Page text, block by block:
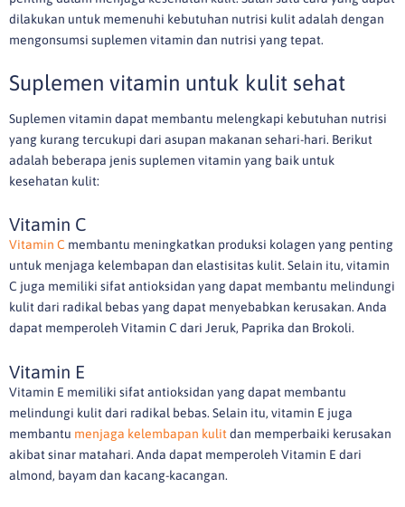
dilakukan untuk memenuhi kebutuhan nutrisi kulit adalah dengan
mengonsumsi suplemen vitamin dan nutrisi yang tepat.
Suplemen vitamin untuk kulit sehat
Suplemen vitamin dapat membantu melengkapi kebutuhan nutrisi
yang kurang tercukupi dari asupan makanan sehari-hari. Berikut
adalah beberapa jenis suplemen vitamin yang baik untuk
kesehatan kulit:
Vitamin C
Vitamin C membantu meningkatkan produksi kolagen yang penting
untuk menjaga kelembapan dan elastisitas kulit. Selain itu, vitamin
C juga memiliki sifat antioksidan yang dapat membantu melindungi
kulit dari radikal bebas yang dapat menyebabkan kerusakan. Anda
dapat memperoleh Vitamin C dari Jeruk, Paprika dan Brokoli.
Vitamin E
Vitamin E memiliki sifat antioksidan yang dapat membantu
melindungi kulit dari radikal bebas. Selain itu, vitamin E juga
membantu menjaga kelembapan kulit dan memperbaiki kerusakan
akibat sinar matahari. Anda dapat memperoleh Vitamin E dari
almond, bayam dan kacang-kacangan.